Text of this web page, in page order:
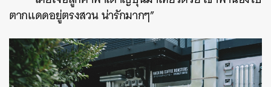
ตากแดดอยู่ตรงสวน น่ารักมากๆ”